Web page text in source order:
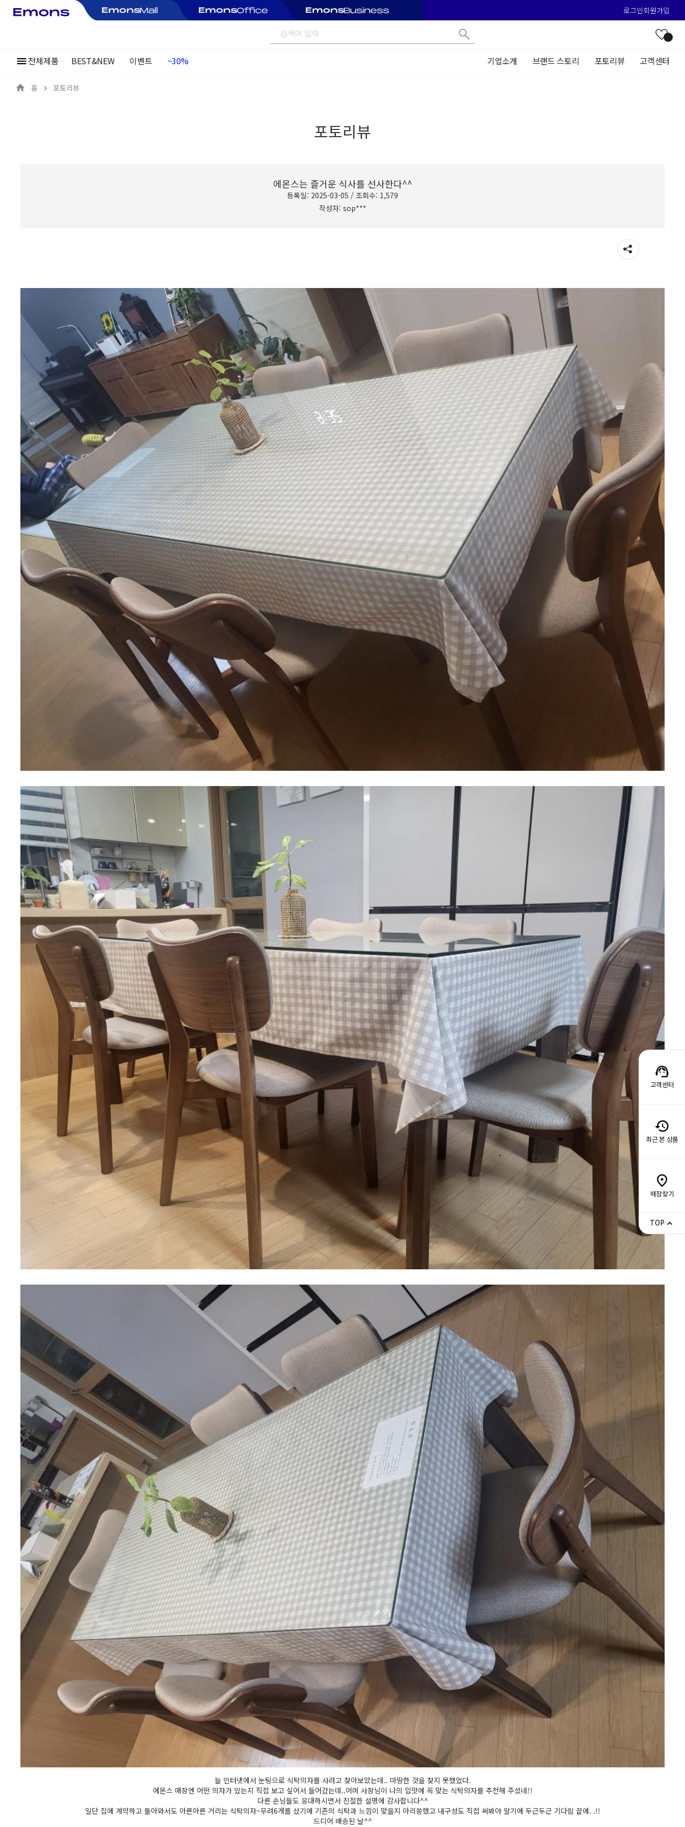
로그인회원가입
전체제품 BEST&NEW 이벤트
여름정기행사
기업소개 브랜드 스토리 포토리뷰 고객센터
홈 포토리뷰
포토리뷰
에몬스는 즐거운 식사를 선사한다^^
등록일: 2025-03-05 / 조회수: 1,579
작성자: sop***
늘 인터넷에서 눈팅으로 식탁의자를 사려고 찾아보았는데.. 마땅한 것을 찾지 못했었다.
에몬스 매장엔 어떤 의자가 있는지 직접 보고 싶어서 들어갔는데..어머 사장님이 나의 입맛에 꼭 맞는 식탁의자를 추천해 주셨네!!
다른 손님들도 응대하시면서 친절한 설명에 감사합니다^^
일단 집에 계약하고 돌아와서도 아른아른 거리는 식탁의자~무려6개를 샀기에 기존의 식탁과 느낌이 맞을지 아리쏭했고 내구성도 직접 써봐야 알기에 두근두근 기다림 끝에. .!!
드디어 배송된 날^^
고객센터
최근 본 상품
매장찾기
TOP